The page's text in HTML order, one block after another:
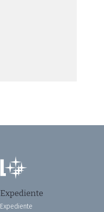
Expediente
Expediente